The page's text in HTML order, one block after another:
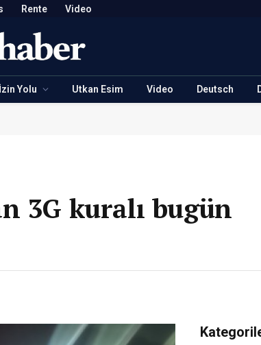
Rente Video
İzin Yolu Utkan Esim Video Deutsch
3G kuralı bugün